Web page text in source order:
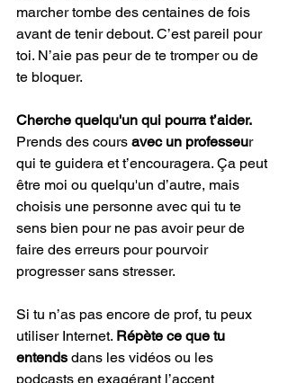
marcher tombe des centaines de fois
avant de tenir debout. C’est pareil pour
toi. N’aie pas peur de te tromper ou de
te bloquer.
Cherche quelqu'un qui pourra t’aider.
Prends des cours avec un professeur
qui te guidera et t’encouragera. Ça peut
être moi ou quelqu'un d’autre, mais
choisis une personne avec qui tu te
sens bien pour ne pas avoir peur de
faire des erreurs pour pourvoir
progresser sans stresser.
Si tu n’as pas encore de prof, tu peux
utiliser Internet. Répète ce que tu
entends dans les vidéos ou les
podcasts en exagérant l’accent